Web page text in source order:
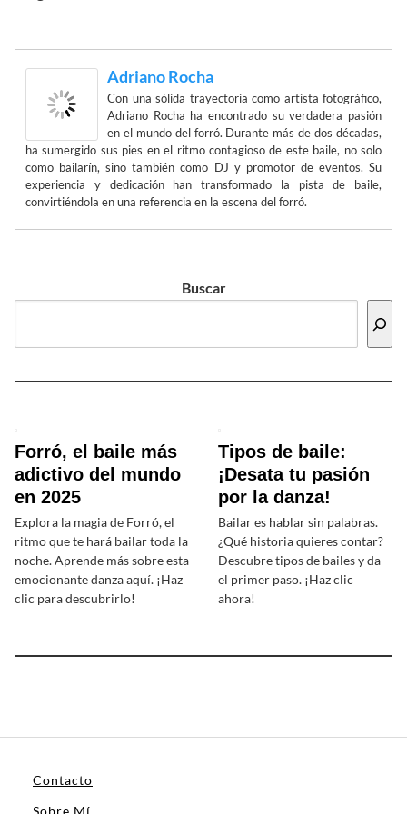
Adriano Rocha
Con una sólida trayectoria como artista fotográfico,
Adriano Rocha ha encontrado su verdadera pasión
en el mundo del forró. Durante más de dos décadas,
ha sumergido sus pies en el ritmo contagioso de este baile, no solo
como bailarín, sino también como DJ y promotor de eventos. Su
experiencia y dedicación han transformado la pista de baile,
convirtiéndola en una referencia en la escena del forró.
Buscar
Forró, el baile más
adictivo del mundo
en 2025
Explora la magia de Forró, el
ritmo que te hará bailar toda la
noche. Aprende más sobre esta
emocionante danza aquí. ¡Haz
clic para descubrirlo!
Tipos de baile:
¡Desata tu pasión
por la danza!
Bailar es hablar sin palabras.
¿Qué historia quieres contar?
Descubre tipos de bailes y da
el primer paso. ¡Haz clic
ahora!
Contacto